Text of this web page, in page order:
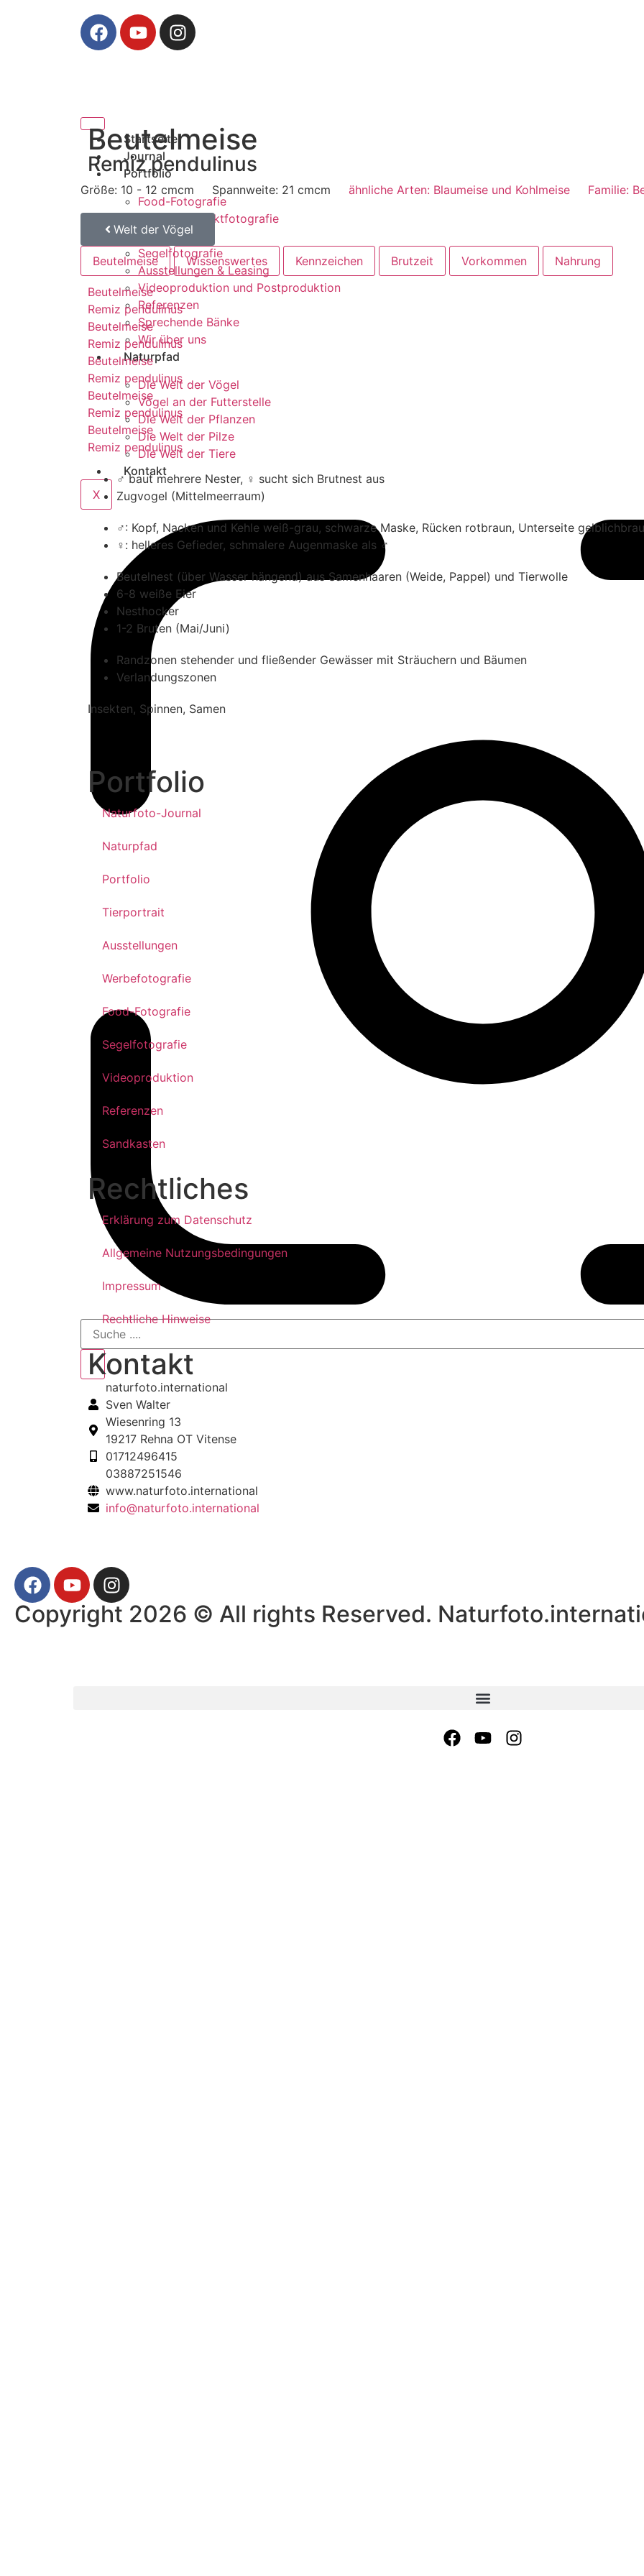
Startseite
Journal
Portfolio
Food-Fotografie
Werbe- Produktfotografie
Tierportrait
Segelfotografie
Ausstellungen & Leasing
Videoproduktion und Postproduktion
Referenzen
Sprechende Bänke
Wir über uns
Naturpfad
Die Welt der Vögel
Vögel an der Futterstelle
Die Welt der Pflanzen
Die Welt der Pilze
Die Welt der Tiere
Kontakt
X
Beutelmeise
Remiz pendulinus
Größe: 10 - 12 cmcm Spannweite: 21 cmcm ähnliche Arten: Blaumeise und Kohlmeise Familie:
Welt der Vögel
Beutelmeise Wissenswertes Kennzeichen Brutzeit Vorkommen Nahrung
Beutelmeise
Remiz pendulinus
Beutelmeise
Remiz pendulinus
Beutelmeise
Remiz pendulinus
Beutelmeise
Remiz pendulinus
Beutelmeise
Remiz pendulinus
♂ baut mehrere Nester, ♀ sucht sich Brutnest aus
Zugvogel (Mittelmeerraum)
♂: Kopf, Nacken und Kehle weiß-grau, schwarze Maske, Rücken rotbraun, Unterseite
♀: helleres Gefieder, schmalere Augenmaske als ♂
Beutelnest (über Wasser hängend) aus Samenhaaren (Weide, Pappel) und Tierwolle
6-8 weiße Eier
Nesthocker
1-2 Bruten (Mai/Juni)
Randzonen stehender und fließender Gewässer mit Sträuchern und Bäumen
Verlandungszonen
Insekten, Spinnen, Samen
Portfolio
Naturfoto-Journal
Naturpfad
Portfolio
Tierportrait
Ausstellungen
Werbefotografie
Food-Fotografie
Segelfotografie
Videoproduktion
Referenzen
Sandkasten
Rechtliches
Erklärung zum Datenschutz
Allgemeine Nutzungsbedingungen
Impressum
Rechtliche Hinweise
Kontakt
naturfoto.international
Sven Walter
Wiesenring 13
19217 Rehna OT Vitense
01712496415
03887251546
www.naturfoto.international
info@naturfoto.international
Copyright 2026 © All rights Reserved.
Startseite